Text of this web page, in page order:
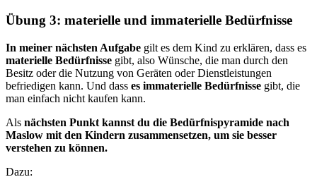
Übung 3: materielle und immaterielle Bedürfnisse
In meiner nächsten Aufgabe gilt es dem Kind zu erklären, dass es
materielle Bedürfnisse gibt, also Wünsche, die man durch den
Besitz oder die Nutzung von Geräten oder Dienstleistungen
befriedigen kann. Und dass es immaterielle Bedürfnisse gibt, die
man einfach nicht kaufen kann.
Als nächsten Punkt kannst du die Bedürfnispyramide nach
Maslow mit den Kindern zusammensetzen, um sie besser
verstehen zu können.
Dazu: